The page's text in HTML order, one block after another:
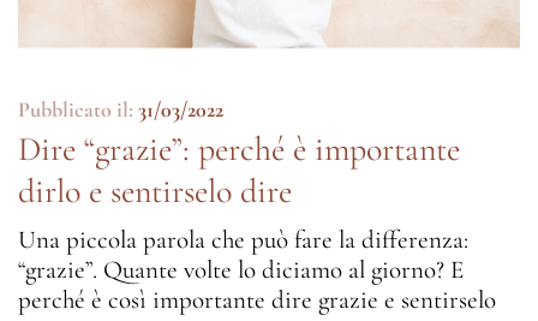
Pubblicato il: 31/03/2022
Dire “grazie”: perché è importante
dirlo e sentirselo dire
Una piccola parola che può fare la differenza:
“grazie”. Quante volte lo diciamo al giorno? E
perché è così importante dire grazie e sentirselo